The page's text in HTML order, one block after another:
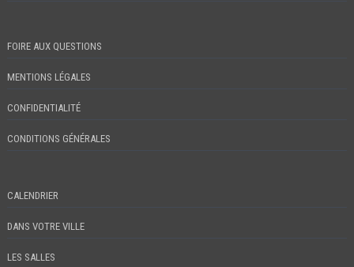
FOIRE AUX QUESTIONS
MENTIONS LÉGALES
CONFIDENTIALITÉ
CONDITIONS GÉNÉRALES
CALENDRIER
DANS VOTRE VILLE
LES SALLES